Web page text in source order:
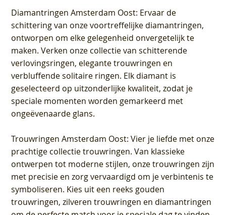
Diamantringen Amsterdam Oost: Ervaar de
schittering van onze voortreffelijke diamantringen,
ontworpen om elke gelegenheid onvergetelijk te
maken. Verken onze collectie van schitterende
verlovingsringen, elegante trouwringen en
verbluffende solitaire ringen. Elk diamant is
geselecteerd op uitzonderlijke kwaliteit, zodat je
speciale momenten worden gemarkeerd met
ongeëvenaarde glans.
Trouwringen Amsterdam Oost: Vier je liefde met onze
prachtige collectie trouwringen. Van klassieke
ontwerpen tot moderne stijlen, onze trouwringen zijn
met precisie en zorg vervaardigd om je verbintenis te
symboliseren. Kies uit een reeks gouden
trouwringen, zilveren trouwringen en diamantringen